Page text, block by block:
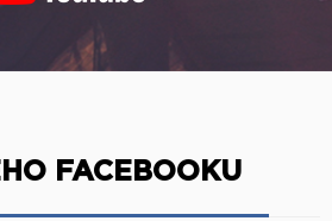
FACEBOOKU